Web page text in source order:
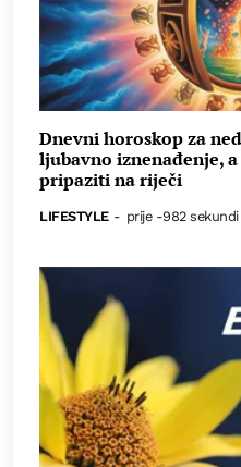
Dnevni horoskop za
ljubavno iznenađenje,
pripaziti na riječi
LIFESTYLE - prije -982 sekundi